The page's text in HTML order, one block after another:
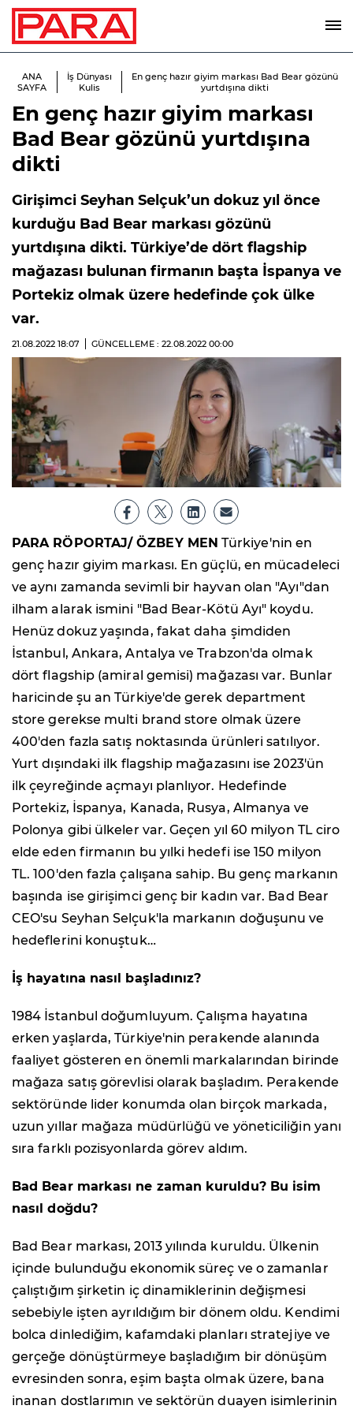
ANA
SAYFA
İş Dünyası
Kulis
En genç hazır giyim markası Bad Bear gözünü
yurtdışına dikti
En genç hazır giyim markası
Bad Bear gözünü yurtdışına
dikti
Girişimci Seyhan Selçuk’un dokuz yıl önce
kurduğu Bad Bear markası gözünü
yurtdışına dikti. Türkiye’de dört flagship
mağazası bulunan firmanın başta İspanya ve
Portekiz olmak üzere hedefinde çok ülke
var.
21.08.2022 18:07 GÜNCELLEME : 22.08.2022 00:00
PARA RÖPORTAJ/ ÖZBEY MEN Türkiye'nin en
genç hazır giyim markası. En güçlü, en mücadeleci
ve aynı zamanda sevimli bir hayvan olan "Ayı"dan
ilham alarak ismini "Bad Bear-Kötü Ayı" koydu.
Henüz dokuz yaşında, fakat daha şimdiden
İstanbul, Ankara, Antalya ve Trabzon'da olmak
dört flagship (amiral gemisi) mağazası var. Bunlar
haricinde şu an Türkiye'de gerek department
store gerekse multi brand store olmak üzere
400'den fazla satış noktasında ürünleri satılıyor.
Yurt dışındaki ilk flagship mağazasını ise 2023'ün
ilk çeyreğinde açmayı planlıyor. Hedefinde
Portekiz, İspanya, Kanada, Rusya, Almanya ve
Polonya gibi ülkeler var. Geçen yıl 60 milyon TL ciro
elde eden firmanın bu yılki hedefi ise 150 milyon
TL. 100'den fazla çalışana sahip. Bu genç markanın
başında ise girişimci genç bir kadın var. Bad Bear
CEO'su Seyhan Selçuk'la markanın doğuşunu ve
hedeflerini konuştuk…
İş hayatına nasıl başladınız?
1984 İstanbul doğumluyum. Çalışma hayatına
erken yaşlarda, Türkiye'nin perakende alanında
faaliyet gösteren en önemli markalarından birinde
mağaza satış görevlisi olarak başladım. Perakende
sektöründe lider konumda olan birçok markada,
uzun yıllar mağaza müdürlüğü ve yöneticiliğin yanı
sıra farklı pozisyonlarda görev aldım.
Bad Bear markası ne zaman kuruldu? Bu isim
nasıl doğdu?
Bad Bear markası, 2013 yılında kuruldu. Ülkenin
içinde bulunduğu ekonomik süreç ve o zamanlar
çalıştığım şirketin iç dinamiklerinin değişmesi
sebebiyle işten ayrıldığım bir dönem oldu. Kendimi
bolca dinlediğim, kafamdaki planları stratejiye ve
gerçeğe dönüştürmeye başladığım bir dönüşüm
evresinden sonra, eşim başta olmak üzere, bana
inanan dostlarımın ve sektörün duayen isimlerinin